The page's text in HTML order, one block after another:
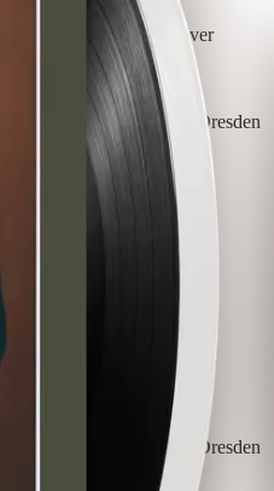
clear) im Klappcover
aus Hamburg 2024 / Dresden
MwSt., zzgl. 5,99 €
clear) im Klappcover
aus Hamburg 2024 / Dresden